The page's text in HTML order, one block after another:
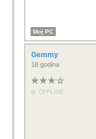
Moj PC
Gemmy
18 godina
OFFLINE